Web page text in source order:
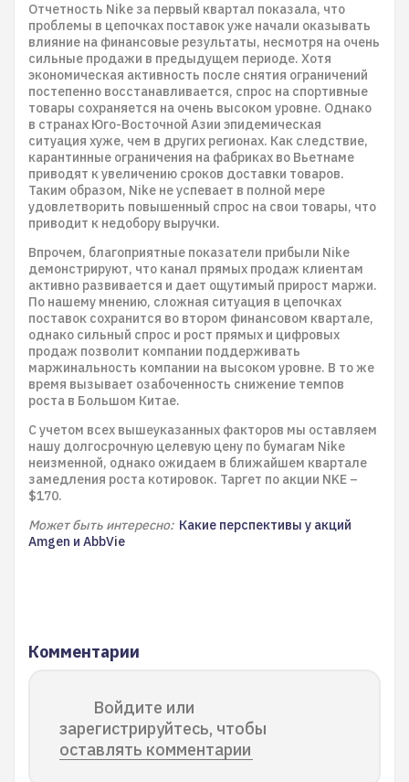
Отчетность Nike за первый квартал показала, что
проблемы в цепочках поставок уже начали оказывать
влияние на финансовые результаты, несмотря на очень
сильные продажи в предыдущем периоде. Хотя
экономическая активность после снятия ограничений
постепенно восстанавливается, спрос на спортивные
товары сохраняется на очень высоком уровне. Однако
в странах Юго-Восточной Азии эпидемическая
ситуация хуже, чем в других регионах. Как следствие,
карантинные ограничения на фабриках во Вьетнаме
приводят к увеличению сроков доставки товаров.
Таким образом, Nike не успевает в полной мере
удовлетворить повышенный спрос на свои товары, что
приводит к недобору выручки.
Впрочем, благоприятные показатели прибыли Nike
демонстрируют, что канал прямых продаж клиентам
активно развивается и дает ощутимый прирост маржи.
По нашему мнению, сложная ситуация в цепочках
поставок сохранится во втором финансовом квартале,
однако сильный спрос и рост прямых и цифровых
продаж позволит компании поддерживать
маржинальность компании на высоком уровне. В то же
время вызывает озабоченность снижение темпов
роста в Большом Китае.
С учетом всех вышеуказанных факторов мы оставляем
нашу долгосрочную целевую цену по бумагам Nike
неизменной, однако ожидаем в ближайшем квартале
замедления роста котировок. Таргет по акции NKE –
$170.
Может быть интересно: Какие перспективы у акций
Amgen и AbbVie
Комментарии
Войдите или
зарегистрируйтесь, чтобы
оставлять комментарии